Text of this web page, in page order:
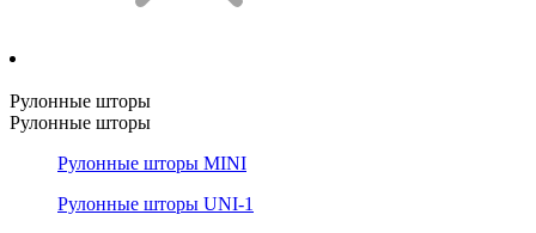
Рулонные шторы
Рулонные шторы
Рулонные шторы MINI
Рулонные шторы UNI-1